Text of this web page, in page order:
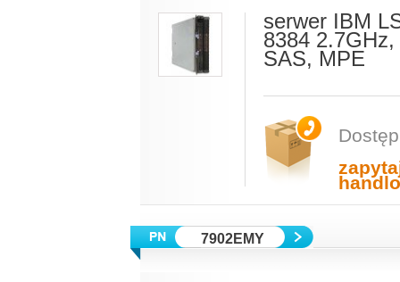
serwer IBM
8384
SAS, MPE
7902EMY